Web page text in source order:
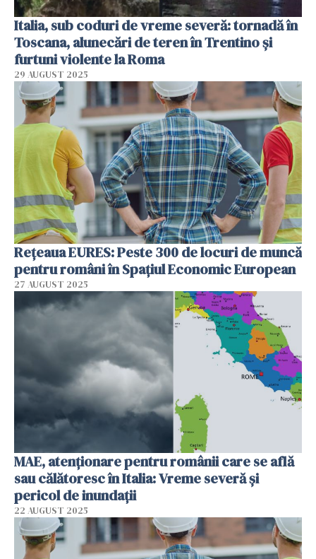
Italia, sub coduri de vreme severă: tornadă în
Toscana, alunecări de teren în Trentino și
furtuni violente la Roma
29 AUGUST 2025
Rețeaua EURES: Peste 300 de locuri de muncă
pentru români în Spațiul Economic European
27 AUGUST 2025
MAE, atenționare pentru românii care se află
sau călătoresc în Italia: Vreme severă și
pericol de inundații
22 AUGUST 2025